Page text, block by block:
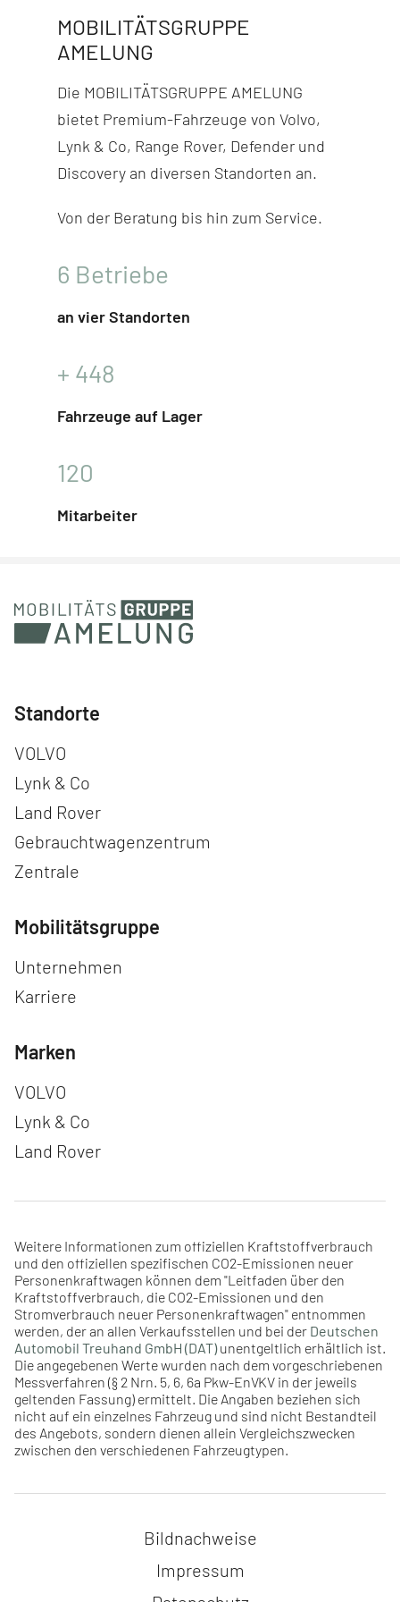
MOBILITÄTSGRUPPE
AMELUNG
Die MOBILITÄTSGRUPPE AMELUNG
bietet Premium-Fahr­zeuge von Volvo,
Lynk & Co, Range Rover, Defender und
Discovery an diversen Stand­orten an.
Von der Beratung bis hin zum Service.
6 Betriebe
an vier Standorten
+ 448
Fahrzeuge auf Lager
120
Mitarbeiter
Standorte
Navigation überspringen
VOLVO
Lynk & Co
Land Rover
Gebrauchtwagenzentrum
Zentrale
Mobilitätsgruppe
Navigation überspringen
Unternehmen
Karriere
Marken
Navigation überspringen
VOLVO
Lynk & Co
Land Rover
Weitere Informationen zum offiziellen Kraftstoffverbrauch
und den offiziellen spezifischen CO2-Emissionen neuer
Personenkraftwagen können dem "Leitfaden über den
Kraftstoffverbrauch, die CO2-Emissionen und den
Stromverbrauch neuer Personenkraftwagen" entnommen
werden, der an allen Verkaufsstellen und bei der Deutschen
Automobil Treuhand GmbH (DAT)unentgeltlich erhältlich ist.
Die angegebenen Werte wurden nach dem vorgeschriebenen
Messverfahren (§ 2 Nrn. 5, 6, 6a Pkw-EnVKV in der jeweils
geltenden Fassung) ermittelt. Die Angaben beziehen sich
nicht auf ein einzelnes Fahrzeug und sind nicht Bestandteil
des Angebots, sondern dienen allein Vergleichszwecken
zwischen den verschiedenen Fahrzeugtypen.
Navigation überspringen
Bildnachweise
Impressum